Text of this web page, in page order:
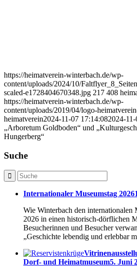
https://heimatverein-winterbach.de/wp-
content/uploads/2024/10/
scaled-e1728404670348.jpg 217 408
https://heimatverein-winterbach.de/wp-
content/uploads/2019/04/logo-
heimatverein2024-11-07 17:14:082024-
„Arboretum Goldboden“ und
Hungerberg“
Suche
Internationaler Museumstag 2026
Wie Winterbach den internationalen
2026 in einen historisch-dörflichen
Besucherinnen und Besucher
„Geschichte lebendig und erlebbar
Dorf- und Heimatmuseum5. Juni